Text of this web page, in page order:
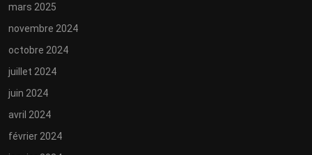
mars 2025
novembre 2024
octobre 2024
juillet 2024
juin 2024
avril 2024
février 2024